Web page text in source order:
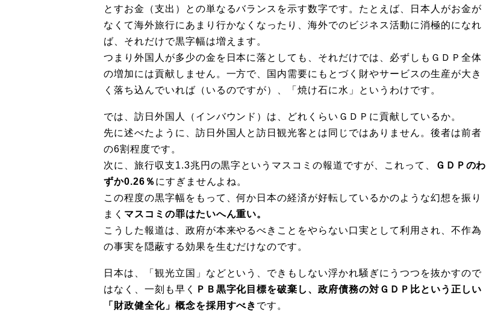
とすお金（支出）との単なるバランスを示す数字です。たとえば、日本人がお金が
なくて海外旅行にあまり行かなくなったり、海外でのビジネス活動に消極的になれ
ば、それだけで黒字幅は増えます。
つまり外国人が多少の金を日本に落としても、それだけでは、必ずしもＧＤＰ全体
の増加には貢献しません。一方で、国内需要にもとづく財やサービスの生産が大き
く落ち込んでいれば（いるのですが）、「焼け石に水」というわけです。
では、訪日外国人（インバウンド）は、どれくらいＧＤＰに貢献しているか。
先に述べたように、訪日外国人と訪日観光客とは同じではありません。後者は前者
の6割程度です。
次に、旅行収支1.3兆円の黒字というマスコミの報道ですが、これって、
ＧＤＰのわ
ずか0.26％ にすぎませんよね。
この程度の黒字幅をもって、何か日本の経済が好転しているかのような幻想を振り
まく マスコミの罪はたいへん重い。
こうした報道は、政府が本来やるべきことをやらない口実として利用され、不作為
の事実を隠蔽する効果を生むだけなのです。
日本は、「観光立国」などという、できもしない浮かれ騒ぎにうつつを抜かすので
はなく、一刻も早く
ＰＢ黒字化目標を破棄し、政府債務の対ＧＤＰ比という正しい
「財政健全化」概念を採用すべき です。